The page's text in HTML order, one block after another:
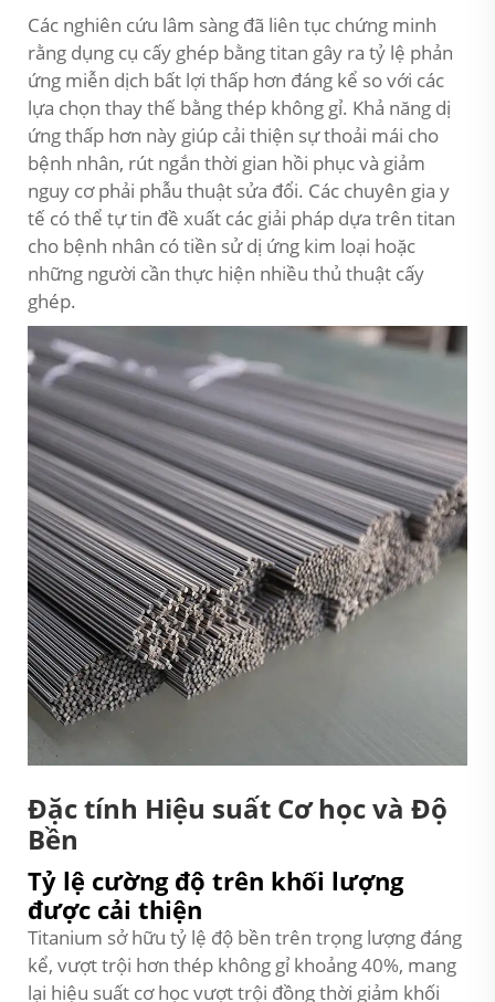
Các nghiên cứu lâm sàng đã liên tục chứng minh
rằng dụng cụ cấy ghép bằng titan gây ra tỷ lệ phản
ứng miễn dịch bất lợi thấp hơn đáng kể so với các
lựa chọn thay thế bằng thép không gỉ. Khả năng dị
ứng thấp hơn này giúp cải thiện sự thoải mái cho
bệnh nhân, rút ngắn thời gian hồi phục và giảm
nguy cơ phải phẫu thuật sửa đổi. Các chuyên gia y
tế có thể tự tin đề xuất các giải pháp dựa trên titan
cho bệnh nhân có tiền sử dị ứng kim loại hoặc
những người cần thực hiện nhiều thủ thuật cấy
ghép.
Đặc tính Hiệu suất Cơ học và Độ
Bền
Tỷ lệ cường độ trên khối lượng
được cải thiện
Titanium sở hữu tỷ lệ độ bền trên trọng lượng đáng
kể, vượt trội hơn thép không gỉ khoảng 40%, mang
lại hiệu suất cơ học vượt trội đồng thời giảm khối